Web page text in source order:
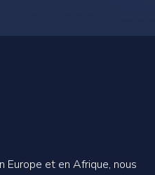
Europe et en Afrique, nous